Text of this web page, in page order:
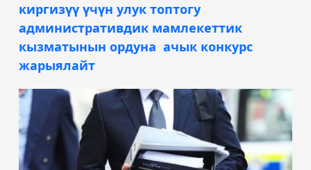
киргизүү үчүн улук топтогу
административдик мамлекеттик
кызматынын ордуна ачык конкурс
жарыялайт